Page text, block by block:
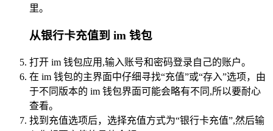
里。
从银行卡充值到 im 钱包
打开 im 钱包应用,输入账号和密码登录自己的账户。
在 im 钱包的主界面中仔细寻找“充值”或“存入”选项，由
于不同版本的 im 钱包界面可能会略有不同,所以要耐心
查看。
找到充值选项后，选择充值方式为“银行卡充值”,然后输